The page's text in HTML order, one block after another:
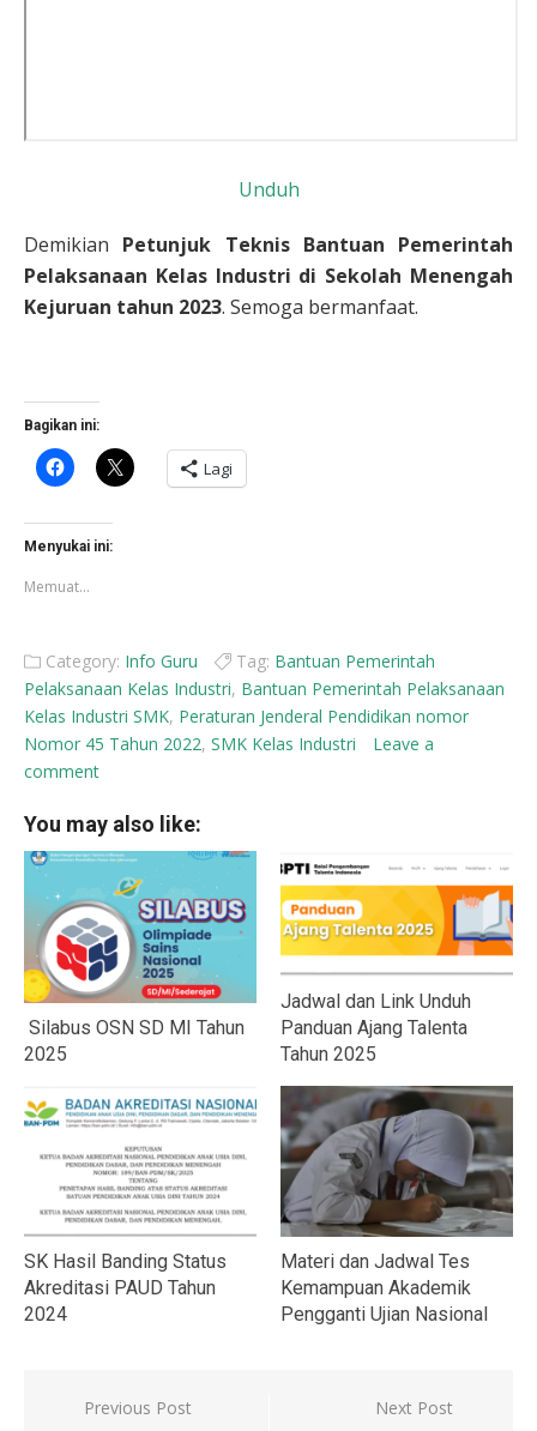
Unduh
Demikian Petunjuk Teknis Bantuan Pemerintah
Pelaksanaan Kelas Industri di Sekolah Menengah
Kejuruan tahun 2023. Semoga bermanfaat.
Bagikan ini:
Klik
untuk
Facebook(Membuka
di
jendela
baru)
Klik
untuk
berbagi
Lagi
Menyukai ini:
Memuat...
Category: Info Guru Tag: Bantuan Pemerintah
Pelaksanaan Kelas Industri, Bantuan Pemerintah Pelaksanaan
Kelas Industri SMK, Peraturan Jenderal Pendidikan nomor
Nomor 45 Tahun 2022, SMK Kelas Industri
Leave a
comment
You may also like:
Silabus OSN SD MI Tahun
2025
Jadwal dan Link Unduh
Panduan Ajang Talenta
Tahun 2025
SK Hasil Banding Status
Akreditasi PAUD Tahun
2024
Materi dan Jadwal Tes
Kemampuan Akademik
Pengganti Ujian Nasional
Navigasi
Previous Post Next Post